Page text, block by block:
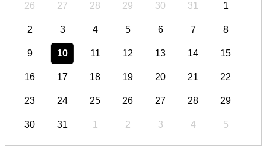
26 27 28 29 30 31 1
2 3 4 5 6 7 8
9 10 11 12 13 14 15
16 17 18 19 20 21 22
23 24 25 26 27 28 29
30 31 1 2 3 4 5